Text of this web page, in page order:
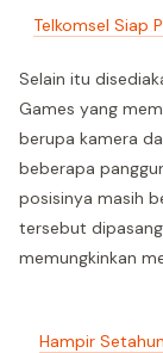
Telkomsel Siap
Selain itu
Games yang
berupa kamera
beberapa
posisinya masih
tersebut
memungkinkan
Hampir